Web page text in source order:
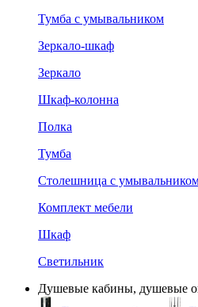
Тумба с умывальником
Зеркало-шкаф
Зеркало
Шкаф-колонна
Полка
Тумба
Столешница с
Комплект мебели
Шкаф
Светильник
Душевые кабины, душевые